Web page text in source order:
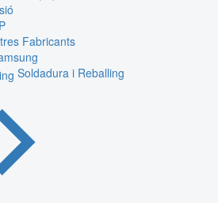
Fabricants
Soldadura i Reballing